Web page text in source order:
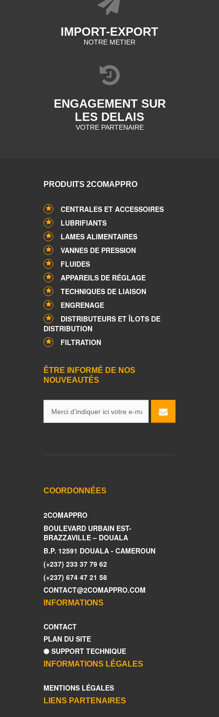
IMPORT-EXPORT
NOTRE METIER
ENGAGEMENT SUR
LES DELAIS
VOTRE PARTENAIRE
PRODUITS 2COMAPPRO
CENTRALES ET ACCESSOIRES
LUBRIFIANTS
LAMES ALIMENTAIRES
VANNES DE PRESSION
FLUIDES
APPAREILS DE RÉGLAGE
TECHNIQUES DE LIAISON
ENGRENAGE
DISTRIBUTEURS ET ÎLOTS DE
DISTRIBUTION
FILTRATION
ÊTRE INFORMÉ DE NOS
NOUVEAUTÉS
COORDONNÉES
2COMAPPRO
BOULEVARD URBAIN EST-
BRAZZAVILLE – DOUALA
B.P. 12591 DOUALA - CAMEROUN
(+237) 233 37 79 62
(+237) 674 47 21 58
CONTACT@2COMAPPRO.COM
INFORMATIONS
CONTACT
PLAN DU SITE
SUPPORT TECHNIQUE
INFORMATIONS LÉGALES
MENTIONS LÉGALES
LIENS PARTENAIRES